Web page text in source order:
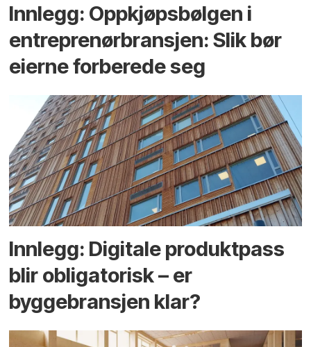
Innlegg: Oppkjøps­bølgen i
entreprenør­bransjen: Slik bør
eierne forberede seg
Innlegg: Digitale produktpass
blir obligatorisk – er
byggebransjen klar?